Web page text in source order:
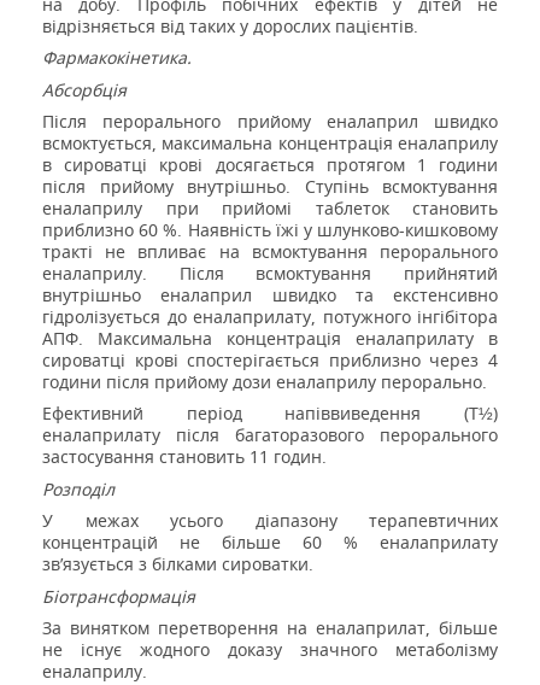
відрізняється від таких у дорослих пацієнтів.
Фармакокінетика.
Абсорбція
Після перорального прийому еналаприл швидко
всмоктується, максимальна концентрація еналаприлу
в сироватці крові досягається протягом 1 години
після прийому внутрішньо. Ступінь всмоктування
еналаприлу при прийомі таблеток становить
приблизно 60 %. Наявність їжі у шлунково-кишковому
тракті не впливає на всмоктування перорального
еналаприлу. Після всмоктування прийнятий
внутрішньо еналаприл швидко та екстенсивно
гідролізується до еналаприлату, потужного інгібітора
АПФ. Максимальна концентрація еналаприлату в
сироватці крові спостерігається приблизно через 4
години після прийому дози еналаприлу перорально.
Ефективний період напіввиведення (Т½)
еналаприлату після багаторазового перорального
застосування становить 11 годин.
Розподіл
У межах усього діапазону терапевтичних
концентрацій не більше 60 % еналаприлату
зв’язується з білками сироватки.
Біотрансформація
За винятком перетворення на еналаприлат, більше
не існує жодного доказу значного метаболізму
еналаприлу.